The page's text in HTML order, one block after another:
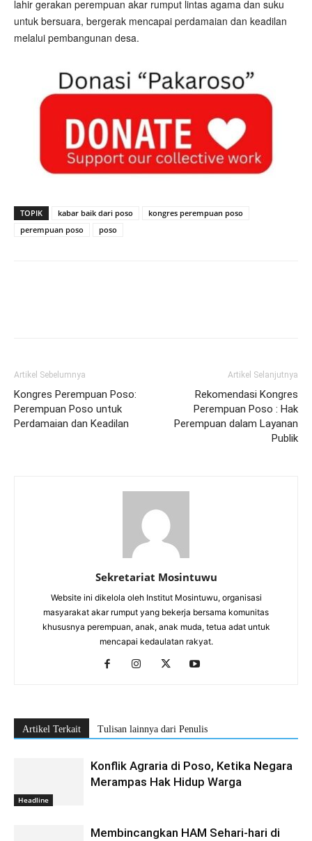
lahir gerakan perempuan akar rumput lintas agama dan suku
untuk bersuara, bergerak mencapai perdamaian dan keadilan
melalui pembangunan desa.
TOPIK kabar baik dari poso
kongres perempuan poso
perempuan poso
poso
Artikel Sebelumnya
Kongres Perempuan Poso:
Perempuan Poso untuk
Perdamaian dan Keadilan
Artikel Selanjutnya
Rekomendasi Kongres
Perempuan Poso : Hak
Perempuan dalam Layanan
Publik
Sekretariat Mosintuwu
Website ini dikelola oleh Institut Mosintuwu, organisasi
masyarakat akar rumput yang bekerja bersama komunitas
khususnya perempuan, anak, anak muda, tetua adat untuk
mencapai kedaulatan rakyat.
Artikel Terkait Tulisan lainnya dari Penulis
Headline
Konflik Agraria di Poso, Ketika Negara
Merampas Hak Hidup Warga
Membincangkan HAM Sehari-hari di